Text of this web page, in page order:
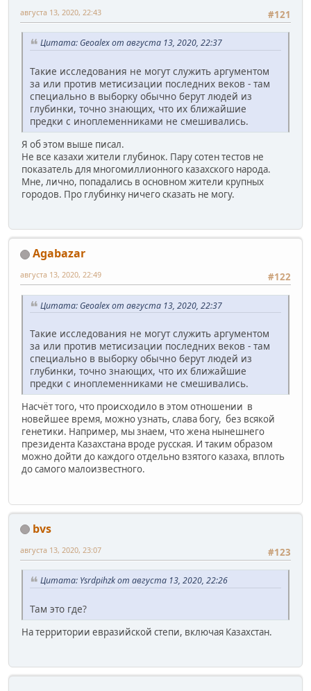
#121
августа 13, 2020, 22:43
Цитата: Geoalex от августа 13, 2020, 22:37
Такие исследования не могут служить аргументом
за или против метисизации последних веков - там
специально в выборку обычно берут людей из
глубинки, точно знающих, что их ближайшие
предки с иноплеменниками не смешивались.
Я об этом выше писал.
Не все казахи жители глубинок. Пару сотен тестов не
показатель для многомиллионного казахского народа.
Мне, лично, попадались в основном жители крупных
городов. Про глубинку ничего сказать не могу.
Agabazar
#122
августа 13, 2020, 22:49
Цитата: Geoalex от августа 13, 2020, 22:37
Такие исследования не могут служить аргументом
за или против метисизации последних веков - там
специально в выборку обычно берут людей из
глубинки, точно знающих, что их ближайшие
предки с иноплеменниками не смешивались.
Насчёт того, что происходило в этом отношении в
новейшее время, можно узнать, слава богу, без всякой
генетики. Например, мы знаем, что жена нынешнего
президента Казахстана вроде русская. И таким образом
можно дойти до каждого отдельно взятого казаха, вплоть
до самого малоизвестного.
bvs
#123
августа 13, 2020, 23:07
Цитата: Ysrdpihzk от августа 13, 2020, 22:26
Там это где?
На территории евразийской степи, включая Казахстан.